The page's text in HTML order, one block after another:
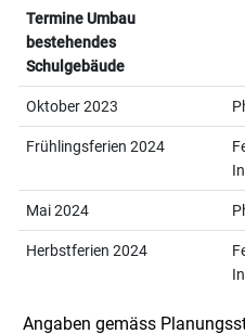
Termine Umbau
bestehendes
Schulgebäude
Oktober 2023
Frühlingsferien 2024
Mai 2024
Herbstferien 2024
Angaben gemäss